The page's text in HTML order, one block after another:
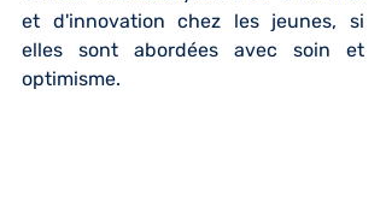
et d'innovation chez les jeunes, si
elles sont abordées avec soin et
optimisme.